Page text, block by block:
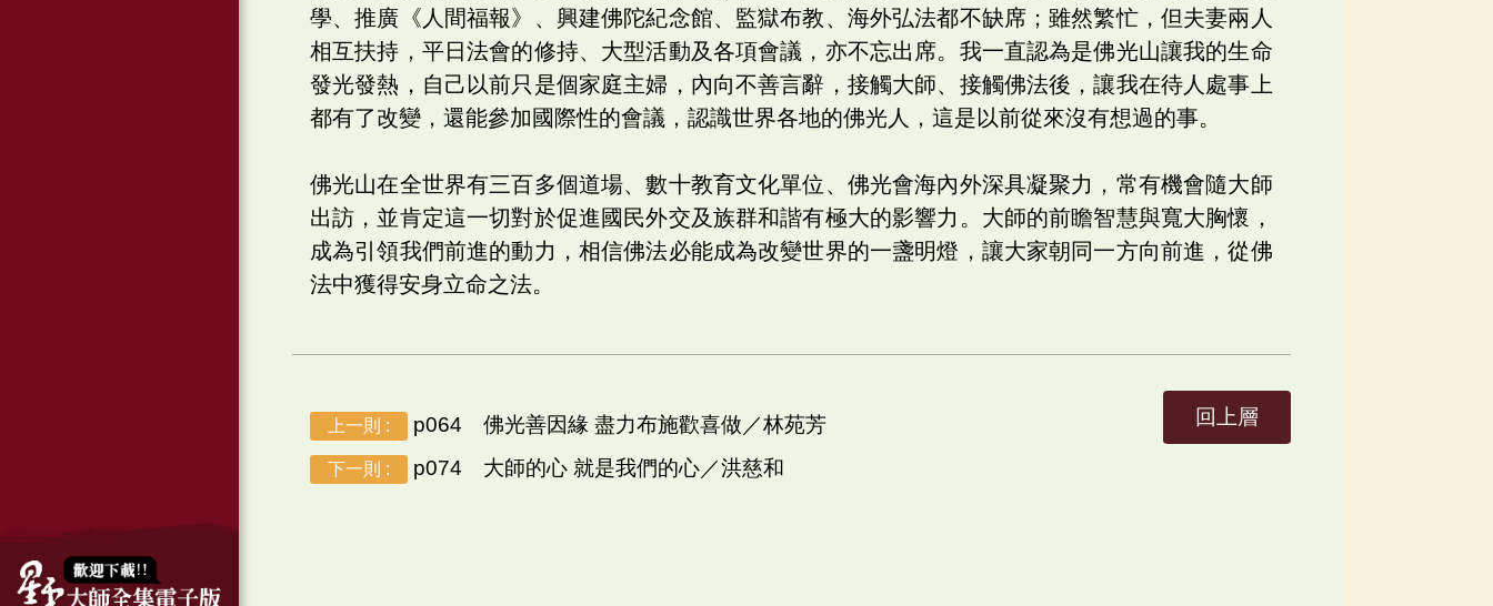
學、推廣《人間福報》、興建佛陀紀念館、監獄布教、海外弘法都不缺席；雖然繁忙，但夫妻兩人
相互扶持，平日法會的修持、大型活動及各項會議，亦不忘出席。我一直認為是佛光山讓我的生命
發光發熱，自己以前只是個家庭主婦，內向不善言辭，接觸大師、接觸佛法後，讓我在待人處事上
都有了改變，還能參加國際性的會議，認識世界各地的佛光人，這是以前從來沒有想過的事。
佛光山在全世界有三百多個道場、數十教育文化單位、佛光會海內外深具凝聚力，常有機會隨大師
出訪，並肯定這一切對於促進國民外交及族群和諧有極大的影響力。大師的前瞻智慧與寬大胸懷，
成為引領我們前進的動力，相信佛法必能成為改變世界的一盞明燈，讓大家朝同一方向前進，從佛
法中獲得安身立命之法。
上一則 : p064 佛光善因緣 盡力布施歡喜做／林苑芳
下一則 : p074 大師的心 就是我們的心／洪慈和
回上層